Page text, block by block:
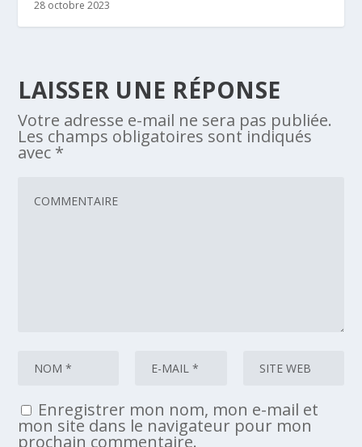
28 octobre 2023
LAISSER UNE RÉPONSE
Votre adresse e-mail ne sera pas publiée.
Les champs obligatoires sont indiqués
avec *
Enregistrer mon nom, mon e-mail et
mon site dans le navigateur pour mon
prochain commentaire.